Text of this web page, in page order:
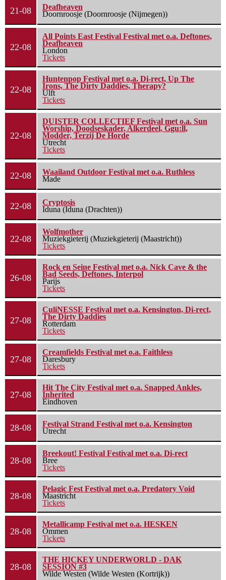
21-08
Deafheaven
Doornroosje (Doornroosje (Nijmegen))
22-08
All Points East Festival Festival met o.a. Deftones,
Deafheaven
London
Tickets
22-08
Huntenpop Festival met o.a. Di-rect, Up The
Irons, The Dirty Daddies, Therapy?
Ulft
Tickets
22-08
DUISTER COLLECTIEF Festival met o.a. Sun
Worship, Doodseskader, Alkerdeel, Ggu:ll,
Modder, Terzij De Horde
Utrecht
Tickets
22-08
Waailand Outdoor Festival met o.a. Ruthless
Made
22-08
Cryptosis
Iduna (Iduna (Drachten))
22-08
Wolfmother
Muziekgieterij (Muziekgieterij (Maastricht))
Tickets
26-08
Rock en Seine Festival met o.a. Nick Cave & the
Bad Seeds, Deftones, Interpol
Parijs
Tickets
27-08
CuliNESSE Festival met o.a. Kensington, Di-rect,
The Dirty Daddies
Rotterdam
Tickets
27-08
Creamfields Festival met o.a. Faithless
Daresbury
Tickets
27-08
Hit The City Festival met o.a. Snapped Ankles,
Inherited
Eindhoven
28-08
Festival Strand Festival met o.a. Kensington
Utrecht
28-08
Breekout! Festival Festival met o.a. Di-rect
Bree
Tickets
28-08
Pelagic Fest Festival met o.a. Predatory Void
Maastricht
Tickets
28-08
Metallicamp Festival met o.a. HESKEN
Ommen
Tickets
28-08
THE HICKEY UNDERWORLD - DAK
SESSION #3
Wilde Westen (Wilde Westen (Kortrijk))